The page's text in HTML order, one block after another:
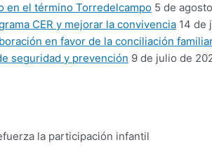
en el término Torredelcampo 5 de
CER y mejorar la convivencia 14 de
en favor de la conciliación
seguridad y prevención 9 de julio de